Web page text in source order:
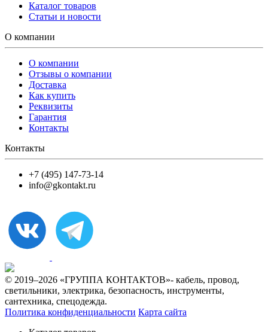
Каталог товаров
Статьи и новости
О компании
О компании
Отзывы о компании
Доставка
Как купить
Реквизиты
Гарантия
Контакты
Контакты
+7 (495) 147-73-14
info@gkontakt.ru
© 2019–2026 «ГРУППА КОНТАКТОВ»- кабель, провод,
светильники, электрика, безопасность, инструменты,
сантехника, спецодежда.
Политика конфиденциальности Карта сайта